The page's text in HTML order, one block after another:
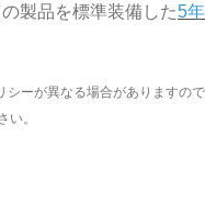
製品を標準装備した5
ーが異なる場合がありますの
い。